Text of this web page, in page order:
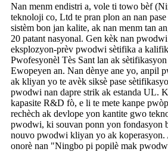
Nan menm endistri a, vole ti towo bèf
teknoloji co, Ltd te pran plon an nan
sistèm bon jan kalite, ak nan menm tan
20 patant nasyonal. Gen kèk nan
eksplozyon-prèv pwodwi sètifika a
Pwofesyonèl Tès Sant lan ak
Ewopeyen an. Nan dènye ane yo, anpil
ak kliyan yo te avèk siksè pase
pwodwi nan dapre strik ak estanda UL.
kapasite R&D fò, e li te mete kanpe
rechèch ak devlope yon kantite gwo
pwodwi, ki souvan ponn yon fondasyon
nouvo pwodwi kliyan yo ak koperasyon.
onorè nan "Ningbo pi popilè mak